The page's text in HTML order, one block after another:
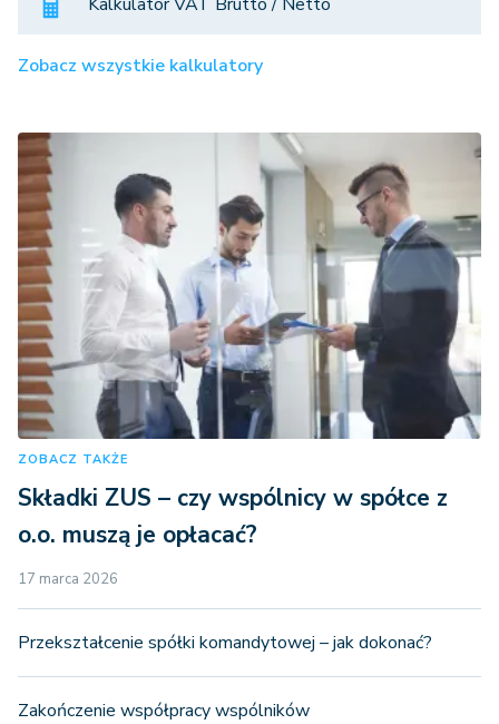
Zobacz wszystkie kalkulatory
ZOBACZ TAKŻE
Składki ZUS – czy wspólnicy w spółce z
o.o. muszą je opłacać?
17 marca 2026
Przekształcenie spółki komandytowej – jak dokonać?
Zakończenie współpracy wspólników